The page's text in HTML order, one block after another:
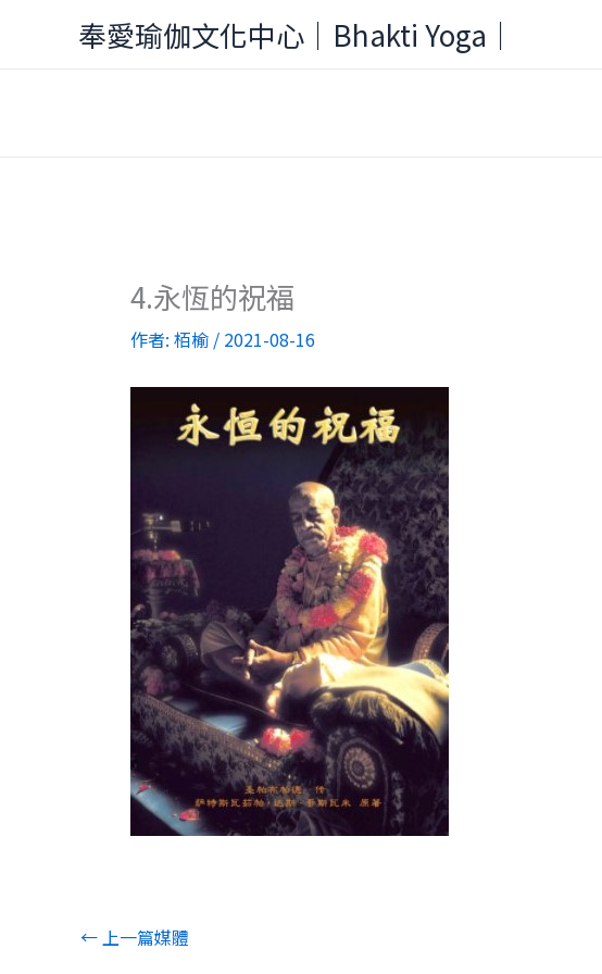
主
容
奉愛瑜伽文化中心｜Bhakti Yoga｜
4.永恆的祝福
作者: 栢榆 / 2021-08-16
←上一篇媒體